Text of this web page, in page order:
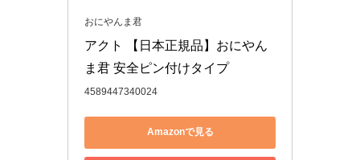
おにやんま君
アクト 【日本正規品】おにやん
ま君 安全ピン付けタイプ
4589447340024
Amazonで見る